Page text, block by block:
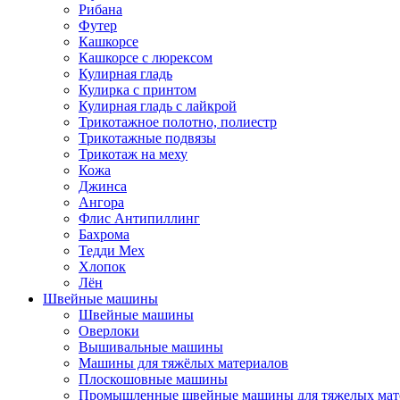
Рибана
Футер
Кашкорсе
Кашкорсе с люрексом
Кулирная гладь
Кулирка с принтом
Кулирная гладь с лайкрой
Трикотажное полотно, полиестр
Трикотажные подвязы
Трикотаж на меху
Кожа
Джинса
Ангора
Флис Антипиллинг
Бахрома
Тедди Мех
Хлопок
Лён
Швейные машины
Швейные машины
Оверлоки
Вышивальные машины
Машины для тяжёлых материалов
Плоскошовные машины
Промышленные швейные машины для тяжелых